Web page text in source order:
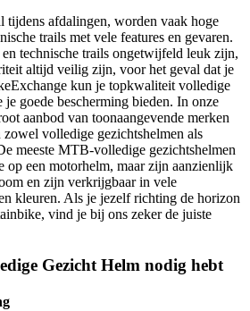
afdalingen, worden vaak hoge
trails met vele features en gevaren.
technische trails ongetwijfeld leuk zijn,
altijd veilig zijn, voor het geval dat je
kun je topkwaliteit volledige
je goede bescherming bieden. In onze
aanbod van toonaangevende merken
volledige gezichtshelmen als
meeste MTB-volledige gezichtshelmen
op een motorhelm, maar zijn aanzienlijk
en zijn verkrijgbaar in vele
kleuren. Als je jezelf richting de horizon
vind je bij ons zeker de juiste
Gezicht Helm nodig hebt